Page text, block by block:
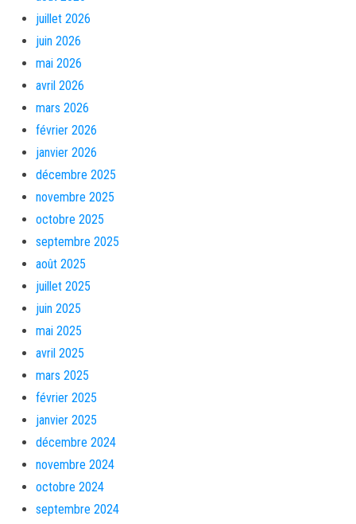
juillet 2026
juin 2026
mai 2026
avril 2026
mars 2026
février 2026
janvier 2026
décembre 2025
novembre 2025
octobre 2025
septembre 2025
août 2025
juillet 2025
juin 2025
mai 2025
avril 2025
mars 2025
février 2025
janvier 2025
décembre 2024
novembre 2024
octobre 2024
septembre 2024